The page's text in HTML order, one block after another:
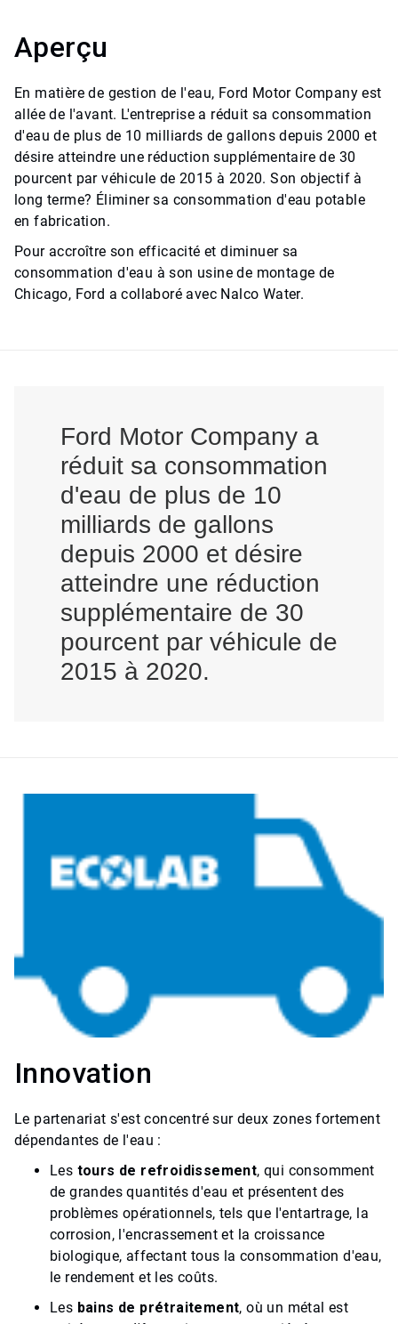
Aperçu
En matière de gestion de l'eau, Ford Motor Company est
allée de l'avant. L'entreprise a réduit sa consommation
d'eau de plus de 10 milliards de gallons depuis 2000 et
désire atteindre une réduction supplémentaire de 30
pourcent par véhicule de 2015 à 2020. Son objectif à
long terme? Éliminer sa consommation d'eau potable
en fabrication.
Pour accroître son efficacité et diminuer sa
consommation d'eau à son usine de montage de
Chicago, Ford a collaboré avec Nalco Water.
Ford Motor Company a
réduit sa consommation
d'eau de plus de 10
milliards de gallons
depuis 2000 et désire
atteindre une réduction
supplémentaire de 30
pourcent par véhicule de
2015 à 2020.
Innovation
Le partenariat s'est concentré sur deux zones fortement
dépendantes de l'eau :
Les tours de refroidissement, qui consomment
de grandes quantités d'eau et présentent des
problèmes opérationnels, tels que l'entartrage, la
corrosion, l'encrassement et la croissance
biologique, affectant tous la consommation d'eau,
le rendement et les coûts.
Les bains de prétraitement, où un métal est